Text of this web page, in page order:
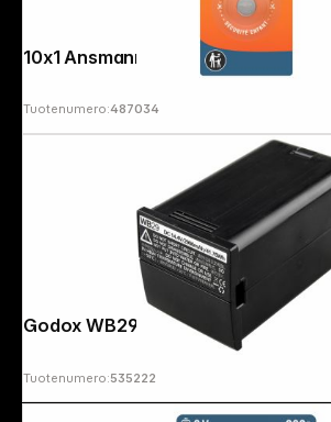
10x1 Ansmann CR 1225
Tuotenumero:487034
Godox WB29 Battery for AD200 Pro
Tuotenumero:535222